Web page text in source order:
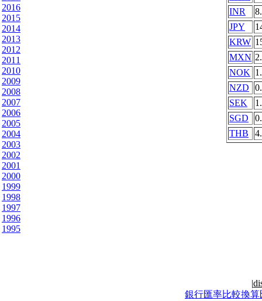
2016
2015
2014
2013
2012
2011
2010
2009
2008
2007
2006
2005
2004
2003
2002
2001
2000
1999
1998
1997
1996
1995
INR
JPY
KRW
MXN
NOK
NZD
SEK
SGD
THB
|
銀行匯率比較換算